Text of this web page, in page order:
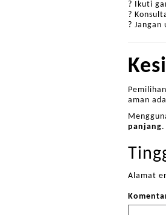
? Ikuti
?
?
aman
panjang.
Alamat